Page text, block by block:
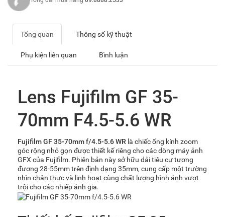
Tổng quan Thông số kỹ thuật
Phụ kiện liên quan Bình luận
Lens Fujifilm GF 35-
70mm F4.5-5.6 WR
Fujifilm GF 35-70mm f/4.5-5.6 WR là chiếc ống kính zoom
góc rộng nhỏ gọn được thiết kế riêng cho các dòng máy ảnh
GFX của Fujifilm. Phiên bản này sở hữu dải tiêu cự tương
đương 28-55mm trên định dạng 35mm, cung cấp một trường
nhìn chân thực và linh hoạt cùng chất lượng hình ảnh vượt
trội cho các nhiếp ảnh gia.